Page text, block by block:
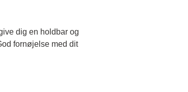
dig en holdbar og
fornøjelse med dit